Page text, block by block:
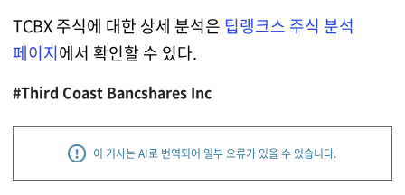
TCBX 주식에 대한 상세 분석은 팁랭크스 주식 분석
페이지에서 확인할 수 있다.
#Third Coast Bancshares Inc
이 기사는 AI로 번역되어 일부 오류가 있을 수 있습니다.